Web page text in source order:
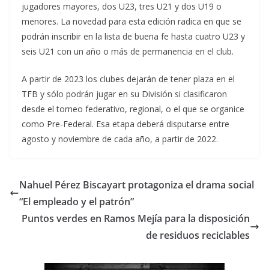
jugadores mayores, dos U23, tres U21 y dos U19 o
menores. La novedad para esta edición radica en que se
podrán inscribir en la lista de buena fe hasta cuatro U23 y
seis U21 con un año o más de permanencia en el club.
A partir de 2023 los clubes dejarán de tener plaza en el
TFB y sólo podrán jugar en su División si clasificaron
desde el torneo federativo, regional, o el que se organice
como Pre-Federal. Esa etapa deberá disputarse entre
agosto y noviembre de cada año, a partir de 2022.
Nahuel Pérez Biscayart protagoniza el drama social
“El empleado y el patrón”
Puntos verdes en Ramos Mejía para la disposición
de residuos reciclables